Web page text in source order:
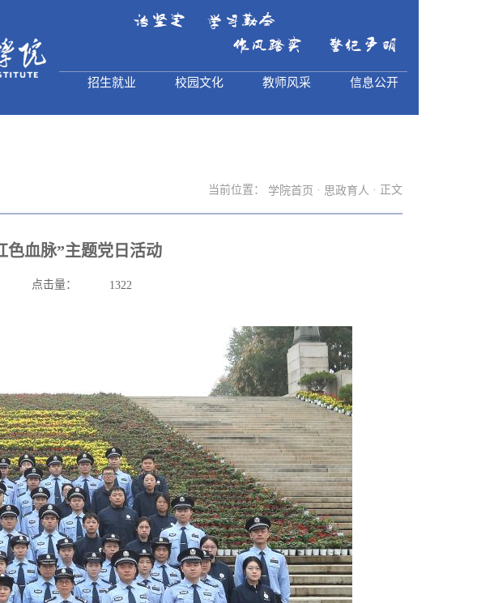
招生就业 校园文化 教师风采 信息公开
当前位置： 学院首页 · 思政育人 · 正文
色血脉”主题党日活动
点击量： 1322